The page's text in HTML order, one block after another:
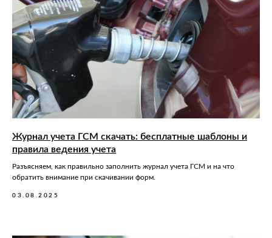
Журнал учета ГСМ скачать: бесплатные шаблоны и
правила ведения учета
Разъясняем, как правильно заполнить журнал учета ГСМ и на что
обратить внимание при скачивании форм.
03.08.2025